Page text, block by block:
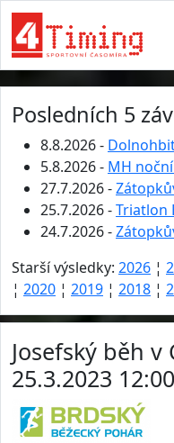
Posledních 5
8.8.2026 -
5.8.2026 - MH
27.7.2026 -
25.7.2026 -Triatlon
24.7.2026 -
Starší výsledky: 2026 ¦
¦ 2020 ¦ 2019 ¦ 2018 ¦
Josefský běh v
25.3.2023 12:00